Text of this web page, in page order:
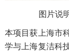
图片说
本项目获上海市
学与上海复洁科